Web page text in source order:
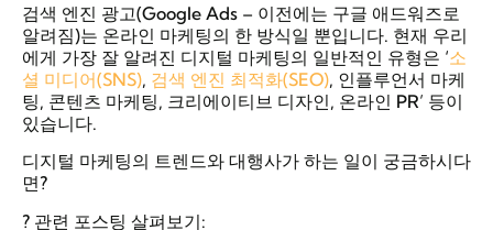
검색 엔진 광고(Google Ads – 이전에는 구글 애드워즈로
알려짐)는 온라인 마케팅의 한 방식일 뿐입니다. 현재 우리
에게 가장 잘 알려진 디지털 마케팅의 일반적인 유형은 ‘소
셜 미디어(SNS), 검색 엔진 최적화(SEO), 인플루언서 마케
팅, 콘텐츠 마케팅, 크리에이티브 디자인, 온라인 PR’ 등이
있습니다.
디지털 마케팅의 트렌드와 대행사가 하는 일이 궁금하시다
면?
? 관련 포스팅 살펴보기: